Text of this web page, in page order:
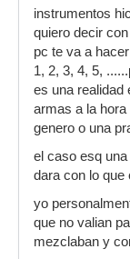
instrumentos
quiero decir
pc te va a
1, 2, 3, 4, 5,
es una realidad
armas a la
genero o una
el caso esq
dara con lo que
yo
que no valian
mezclaban y